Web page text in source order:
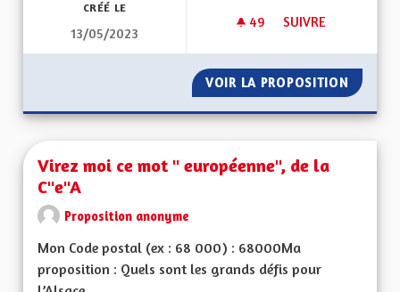
CRÉÉ LE
13/05/2023
49 49 ABONNÉS
SUIVRE
VOIR LA PROPOSITION
Virez moi ce mot " européenne", de la
C"e"A
Proposition anonyme
Mon Code postal (ex : 68 000) : 68000Ma
proposition : Quels sont les grands défis pour